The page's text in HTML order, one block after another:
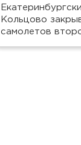
Кольцово
самолетов